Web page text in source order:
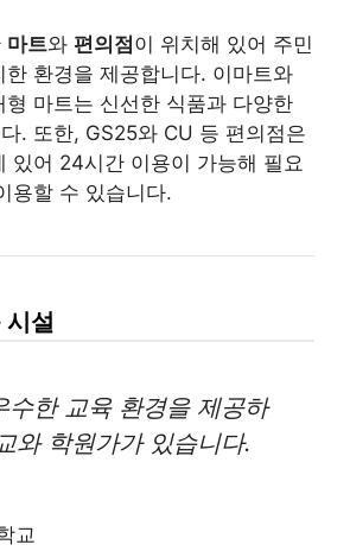
마트와 편의점이 위치해 있어 주민
한 환경을 제공합니다. 이마트와
형 마트는 신선한 식품과 다양한
. 또한, GS25와 CU 등 편의점은
있어 24시간 이용이 가능해 필요
용할 수 있습니다.
시설
수한 교육 환경을 제공하
와 학원가가 있습니다.
교